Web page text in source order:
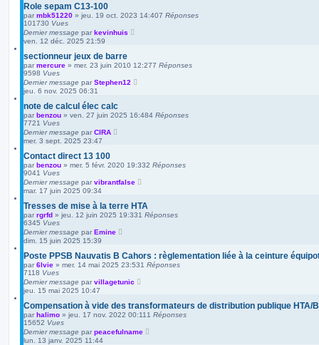
Role sepam C13-100
par mbk51220 » jeu. 19 oct. 2023 14:407 Réponses
101730 Vues
Dernier message par kevinhuis
ven. 12 déc. 2025 21:59
sectionneur jeux de barre
par mercure » mer. 23 juin 2010 12:277 Réponses
9598 Vues
Dernier message par Stephen12
jeu. 6 nov. 2025 06:31
note de calcul élec calc
par benzou » ven. 27 juin 2025 16:484 Réponses
7721 Vues
Dernier message par CIRA
mer. 3 sept. 2025 23:47
Contact direct 13 100
par benzou » mer. 5 févr. 2020 19:332 Réponses
9041 Vues
Dernier message par vibrantfalse
mar. 17 juin 2025 09:34
Tresses de mise à la terre HTA
par rgrfd » jeu. 12 juin 2025 19:331 Réponses
6345 Vues
Dernier message par Emine
dim. 15 juin 2025 15:39
Poste PPSB Nauvatis B Cahors : règlementation liée à la ceinture
par 6lvie » mer. 14 mai 2025 23:531 Réponses
7118 Vues
Dernier message par villagetunic
jeu. 15 mai 2025 10:47
Compensation à vide des transformateurs de distribution publique HTA/
par halimo » jeu. 17 nov. 2022 00:11 1 Réponses
15652 Vues
Dernier message par peacefulname
lun. 13 janv. 2025 11:44